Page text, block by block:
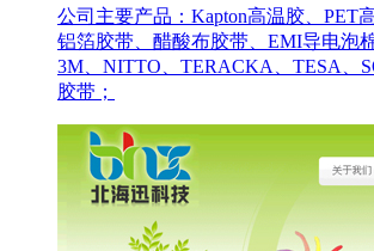
公司主要产品：Kapton高温胶、PET
铝箔胶带、醋酸布胶带、EMI导电泡
3M、NITTO、TERACKA、TESA、
胶带；